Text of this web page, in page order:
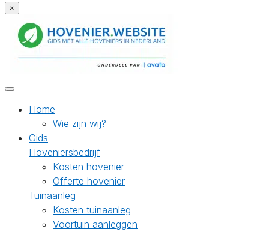
×
Home
Wie zijn wij?
Gids
Hoveniersbedrijf
Kosten hovenier
Offerte hovenier
Tuinaanleg
Kosten tuinaanleg
Voortuin aanleggen